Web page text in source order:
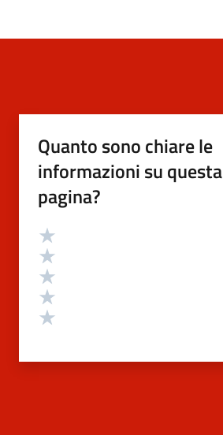
Quanto sono chiare le
informazioni su questa
pagina?
Valutazione